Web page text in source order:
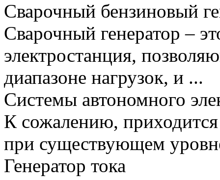
Сварочный бензиновый
Сварочный генератор –
электростанция,
диапазоне нагрузок, и ...
Системы автономного
К сожалению, приходится
при существующем
Генератор тока